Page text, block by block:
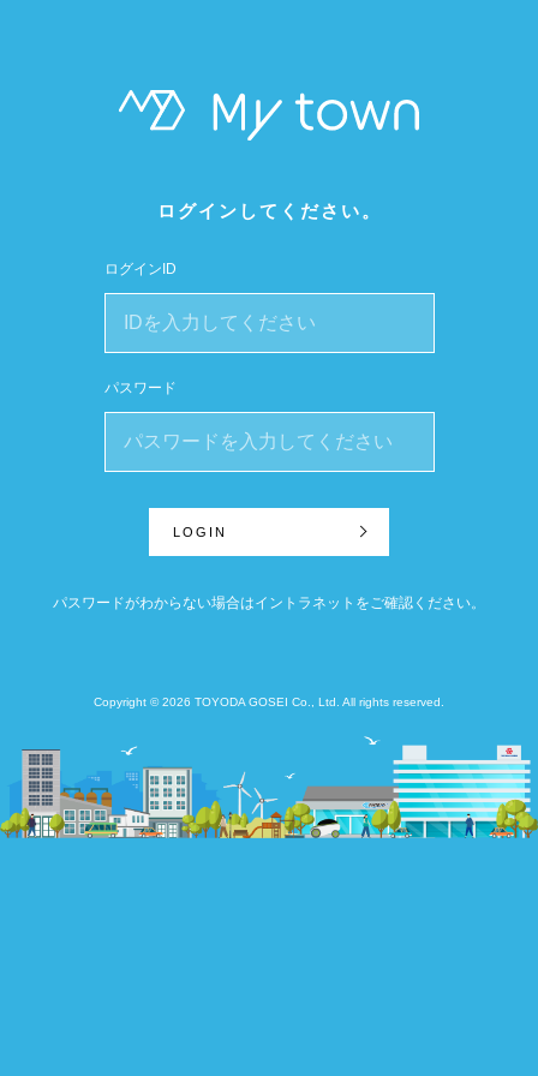
ログインしてください。
ログインID
パスワード
パスワードがわからない場合はイントラネットをご確認ください。
Copyright © 2026 TOYODA GOSEI Co., Ltd. All rights reserved.